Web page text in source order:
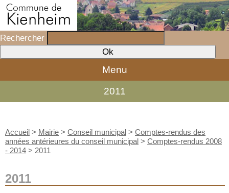
Rechercher
Menu
2011
Accueil > Mairie > Conseil municipal > Comptes-rendus des
années antérieures du conseil municipal > Comptes-rendus 2008
- 2014 > 2011
2011